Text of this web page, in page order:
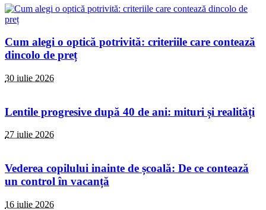
Cum alegi o optică potrivită: criteriile care contează
dincolo de preț
30 iulie 2026
Lentile progresive după 40 de ani: mituri și realități
27 iulie 2026
Vederea copilului inainte de școală: De ce contează
un control în vacanță
16 iulie 2026